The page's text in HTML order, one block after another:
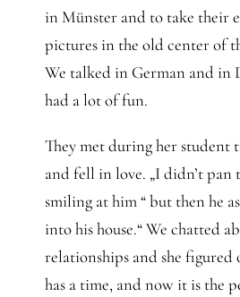
in Münster and to take their
pictures in the old center of
We talked in German and in
had a lot of fun.
They met during her student
and fell in love. „I didn’t pan
smiling at him “ but then he
into his house.“ We chatted
relationships and she figured
has a time, and now it is the